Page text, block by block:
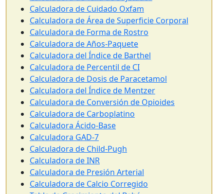
Calculadora de Cuidado Oxfam
Calculadora de Área de Superficie Corporal
Calculadora de Forma de Rostro
Calculadora de Años-Paquete
Calculadora del Índice de Barthel
Calculadora de Percentil de CI
Calculadora de Dosis de Paracetamol
Calculadora del Índice de Mentzer
Calculadora de Conversión de Opioides
Calculadora de Carboplatino
Calculadora Ácido-Base
Calculadora GAD-7
Calculadora de Child-Pugh
Calculadora de INR
Calculadora de Presión Arterial
Calculadora de Calcio Corregido